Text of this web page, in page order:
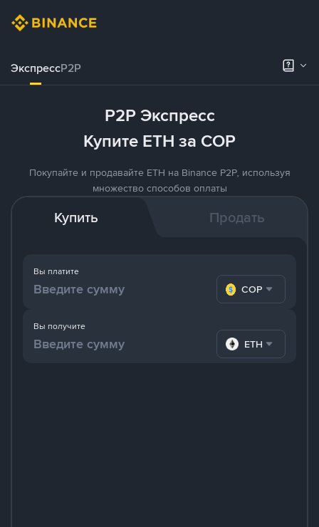
ЭкспрессP2P
P2P Экспресс
Купите ETH за COP
Покупайте и продавайте ETH на Binance P2P, используя
множество способов оплаты
Купить Продать
Вы платите
COP
Вы получите
ETH